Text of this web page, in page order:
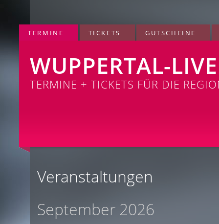
TERMINE TICKETS GUTSCHEINE
WUPPERTAL-LIVE
TERMINE + TICKETS FÜR DIE
Veranstaltungen
September 2026